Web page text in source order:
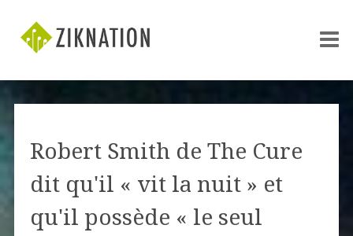
Robert Smith de The Cure
dit qu'il « vit la nuit » et
qu'il possède « le seul